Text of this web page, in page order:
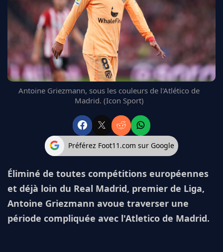
FC BARCELONE
MANCHESTER UNITED
CHELSEA
ARSENAL
BAYERN
L'AVIS DE LA RÉDAC'
Antoine Griezmann, sous les couleurs de l'Atlético de
Madrid. (Icon Sport)
Préférez Foot11.com sur Google
Éliminé de toutes compétitions européennes
et déjà loin du Real Madrid, premier de Liga,
Antoine Griezmann avoue traverser une
période compliquée avec l'Atletico de Madrid.